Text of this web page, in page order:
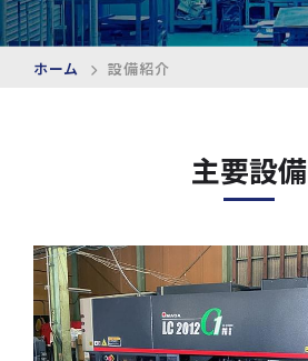
ホーム 設備紹介
主要設備